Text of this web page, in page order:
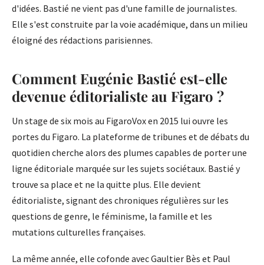
d'idées. Bastié ne vient pas d'une famille de journalistes.
Elle s'est construite par la voie académique, dans un milieu
éloigné des rédactions parisiennes.
Comment Eugénie Bastié est-elle
devenue éditorialiste au Figaro ?
Un stage de six mois au FigaroVox en 2015 lui ouvre les
portes du Figaro. La plateforme de tribunes et de débats du
quotidien cherche alors des plumes capables de porter une
ligne éditoriale marquée sur les sujets sociétaux. Bastié y
trouve sa place et ne la quitte plus. Elle devient
éditorialiste, signant des chroniques régulières sur les
questions de genre, le féminisme, la famille et les
mutations culturelles françaises.
La même année, elle cofonde avec Gaultier Bès et Paul